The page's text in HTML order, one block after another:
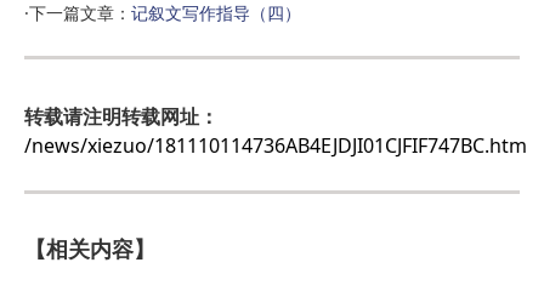
·下一篇文章： 记叙文写作指导（四）
转载请注明转载网址：
/news/xiezuo/181110114736AB4EJDJI01CJFIF747BC.htm
【相关内容】